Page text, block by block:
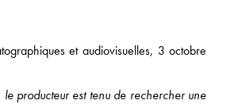
et audiovisuelles, 3 octobre
le producteur est tenu de rechercher une